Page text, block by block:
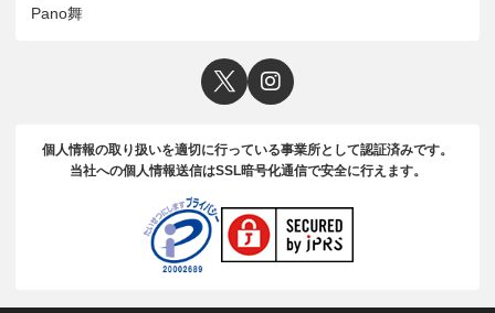
Pano舞
個人情報の取り扱いを適切に行っている事業所として認証済みです。
当社への個人情報送信はSSL暗号化通信で安全に行えます。